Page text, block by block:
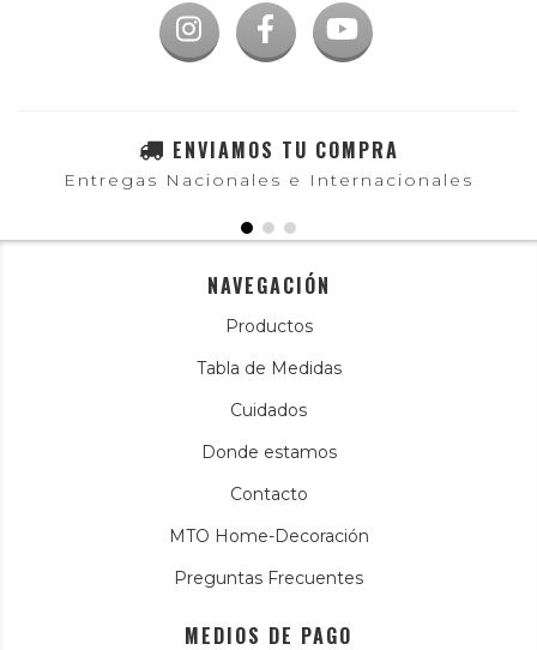
ENVIAMOS TU COMPRA
Entregas Nacionales e Internacionales
NAVEGACIÓN
Productos
Tabla de Medidas
Cuidados
Donde estamos
Contacto
MTO Home-Decoración
Preguntas Frecuentes
MEDIOS DE PAGO